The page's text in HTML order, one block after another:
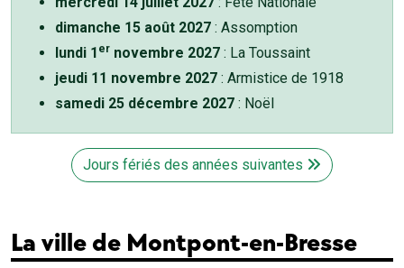
dimanche 15 août 2027 : Assomption
lundi 1 er novembre 2027 : La Toussaint
jeudi 11 novembre 2027 : Armistice de 1918
samedi 25 décembre 2027 : Noël
Jours fériés des années suivantes
La ville de Montpont-en-Bresse